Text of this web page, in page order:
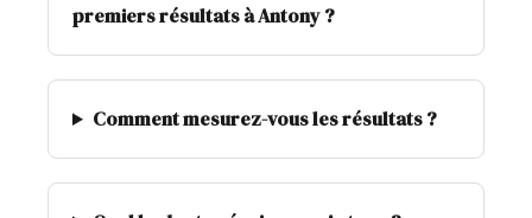
premiers résultats à Antony ?
Comment mesurez-vous les résultats ?